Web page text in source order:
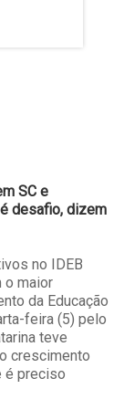
SC e
desafio, dizem
no IDEB
o maior
da Educação
feira (5) pelo
teve
crescimento
é preciso